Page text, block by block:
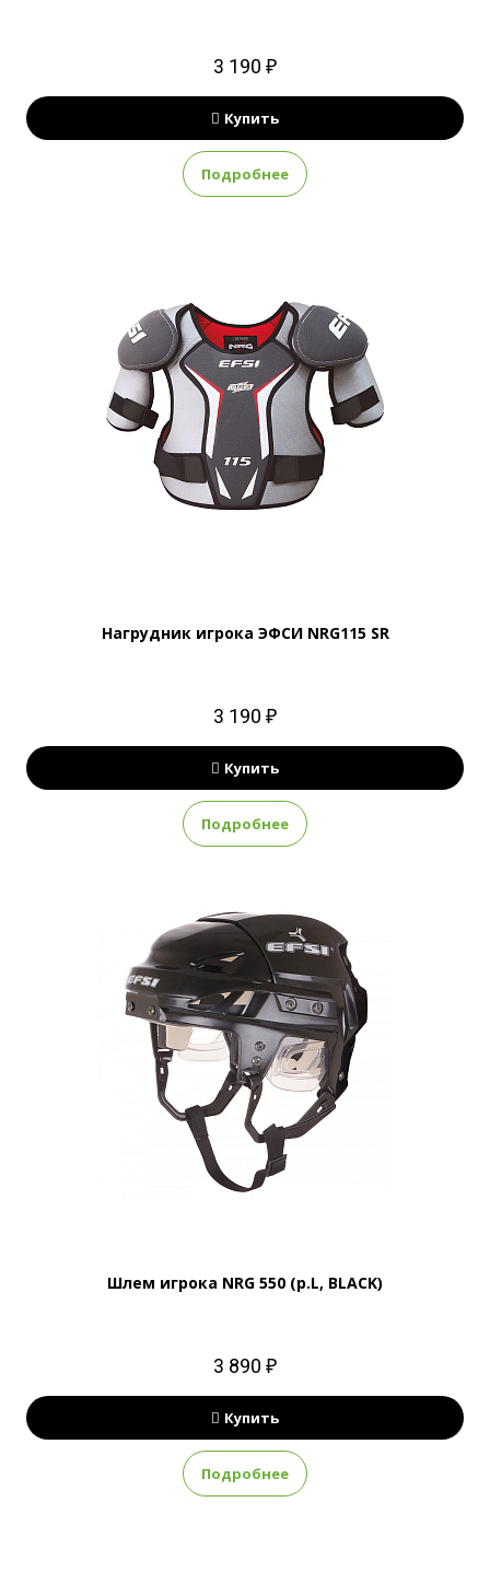
3 190 ₽
Купить
Подробнее
Нагрудник игрока ЭФСИ NRG115 SR
3 190 ₽
Купить
Подробнее
Шлем игрока NRG 550 (р.L, BLACK)
3 890 ₽
Купить
Подробнее